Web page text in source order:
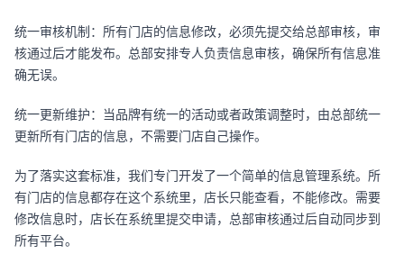
统一审核机制：所有门店的信息修改，必须先提交给总部审核，审
核通过后才能发布。总部安排专人负责信息审核，确保所有信息准
确无误。
统一更新维护：当品牌有统一的活动或者政策调整时，由总部统一
更新所有门店的信息，不需要门店自己操作。
为了落实这套标准，我们专门开发了一个简单的信息管理系统。所
有门店的信息都存在这个系统里，店长只能查看，不能修改。需要
修改信息时，店长在系统里提交申请，总部审核通过后自动同步到
所有平台。